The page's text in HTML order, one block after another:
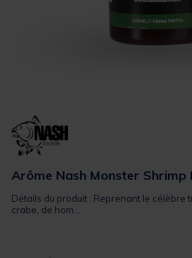
Arôme Nash Monster Shrimp
Détails du produit : Reprenant le célèbre
crabe, de hom...